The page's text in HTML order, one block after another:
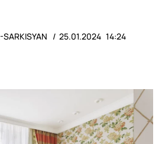
SARKISYAN 25.01.2024 14:24